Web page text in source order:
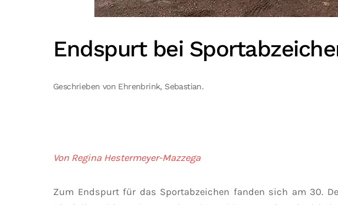
Endspurt bei
Geschrieben von Ehrenbrink, Sebastian.
Von Regina Hestermeyer-Mazzega
Zum Endspurt für das Sportabzeichen fanden sich am 30.